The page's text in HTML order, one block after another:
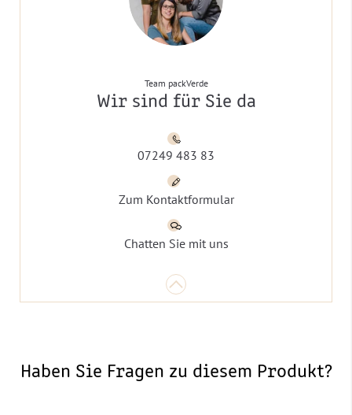
Team packVerde
Wir sind für Sie da
07249 483 83
Zum Kontaktformular
Chatten Sie mit uns
Haben Sie Fragen zu diesem Produkt?